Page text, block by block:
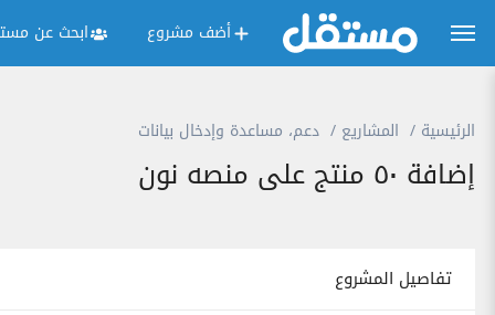
أضف مشروع ابحث عن
الرئيسية المشاريع دعم، مساعدة وإدخال بيانات
إضافة ٥٠ منتج على منصه نون
تفاصيل المشروع